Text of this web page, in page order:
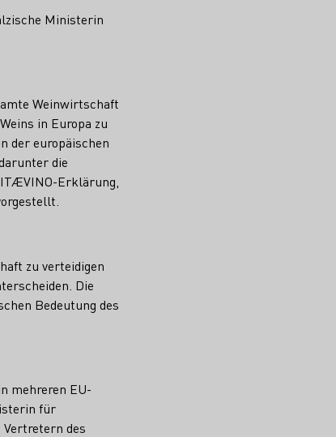
Ministerin
Weinwirtschaft
in Europa zu
der europäischen
die
Erklärung,
zu verteidigen
Die
Bedeutung des
mehreren EU-
für
des